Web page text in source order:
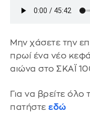
Μην χάσετε την
πρωί ένα νέο
αιώνα στο ΣΚΑΪ
Για να βρείτε
πατήστε εδώ